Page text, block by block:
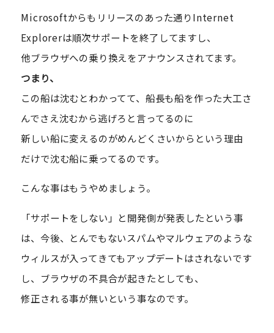
Microsoftからもリリースのあった通りInternet
Explorerは順次サポートを終了してますし、
他ブラウザへの乗り換えをアナウンスされてます。
つまり、
この船は沈むとわかってて、船長も船を作った大工さ
んでさえ沈むから逃げろと言ってるのに
新しい船に変えるのがめんどくさいからという理由
だけで沈む船に乗ってるのです。
こんな事はもうやめましょう。
「サポートをしない」と開発側が発表したという事
は、今後、とんでもないスパムやマルウェアのような
ウィルスが入ってきてもアップデートはされないです
し、ブラウザの不具合が起きたとしても、
修正される事が無いという事なのです。